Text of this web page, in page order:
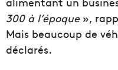
300 à l’époque»,
Mais beaucoup de
déclarés.